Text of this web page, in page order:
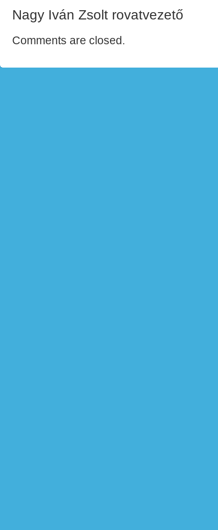
Nagy Iván Zsolt rovatvezető
Comments are closed.